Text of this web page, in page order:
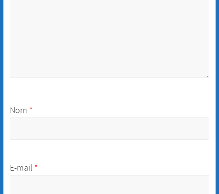
Nom *
E-mail *